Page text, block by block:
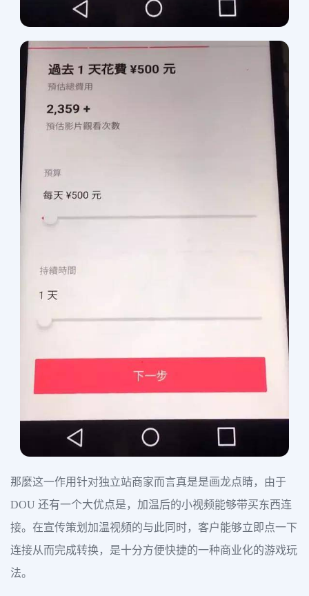
那麼这一作用针对独立站商家而言真是是画龙点睛，由于
DOU 还有一个大优点是，加温后的小视频能够带买东西连
接。在宣传策划加温视頻的与此同时，客户能够立即点一下
连接从而完成转换，是十分方便快捷的一种商业化的游戏玩
法。